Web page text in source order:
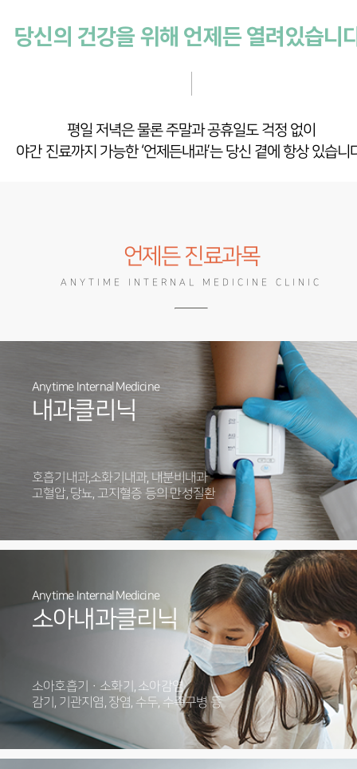
당신의 건강을 위해 언제든 열려있습니
평일 저녁은 물론 주말과 공휴일도 걱정 없이
야간 진료까지 가능한 ‘언제든내과’는 당신 곁에 항상 있습니
언제든 진료과목
ANYTIME INTERNAL MEDICINE CLINIC
Anytime Internal Medicine
내과클리닉
호흡기내과,소화기내과, 내분비내과
고혈압, 당뇨, 고지혈증 등의 만성질환
Anytime Internal Medicine
소아내과클리닉
소아호흡기ㆍ소화기, 소아감염
감기, 기관지염, 장염, 수두, 수족구병 등